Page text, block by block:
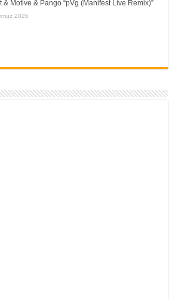
& Motive & Pango “pVg (Manifest Live Remix)”
2026